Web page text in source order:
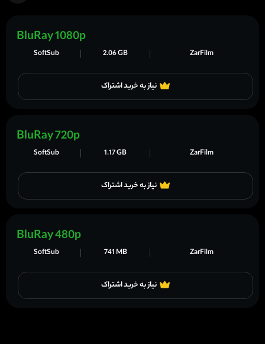
نیاز به خرید اشتراک
ZarFilm
2.06 GB
SoftSub
BluRay 1080p
نیاز به خرید اشتراک
ZarFilm
1.17 GB
SoftSub
BluRay 720p
نیاز به خرید اشتراک
ZarFilm
741 MB
SoftSub
BluRay 480p